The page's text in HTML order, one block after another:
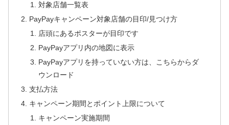
対象店舗一覧表
PayPayキャンペーン対象店舗の目印/見つけ方
店頭にあるポスターが目印です
PayPayアプリ内の地図に表示
PayPayアプリを持っていない方は、こちらからダ
ウンロード
支払方法
キャンペーン期間とポイント上限について
キャンペーン実施期間